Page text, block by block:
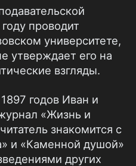
проводит
университете,
утверждает его на
взгляды.
годов Иван и
«Жизнь и
знакомится с
и «Каменной душой»
других